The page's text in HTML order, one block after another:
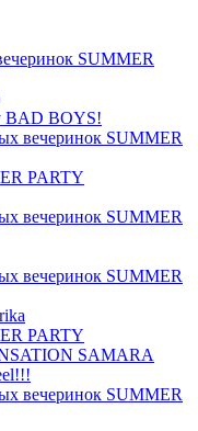
SUMMER
BAD BOYS!
вечеринок SUMMER
PARTY
вечеринок SUMMER
вечеринок SUMMER
PARTY
SAMARA
вечеринок SUMMER